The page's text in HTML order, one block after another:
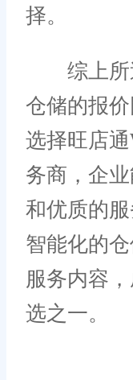
择。
综上所
仓储的报
选择旺店
务商，企
和优质的
智能化的
服务内容
选之一。